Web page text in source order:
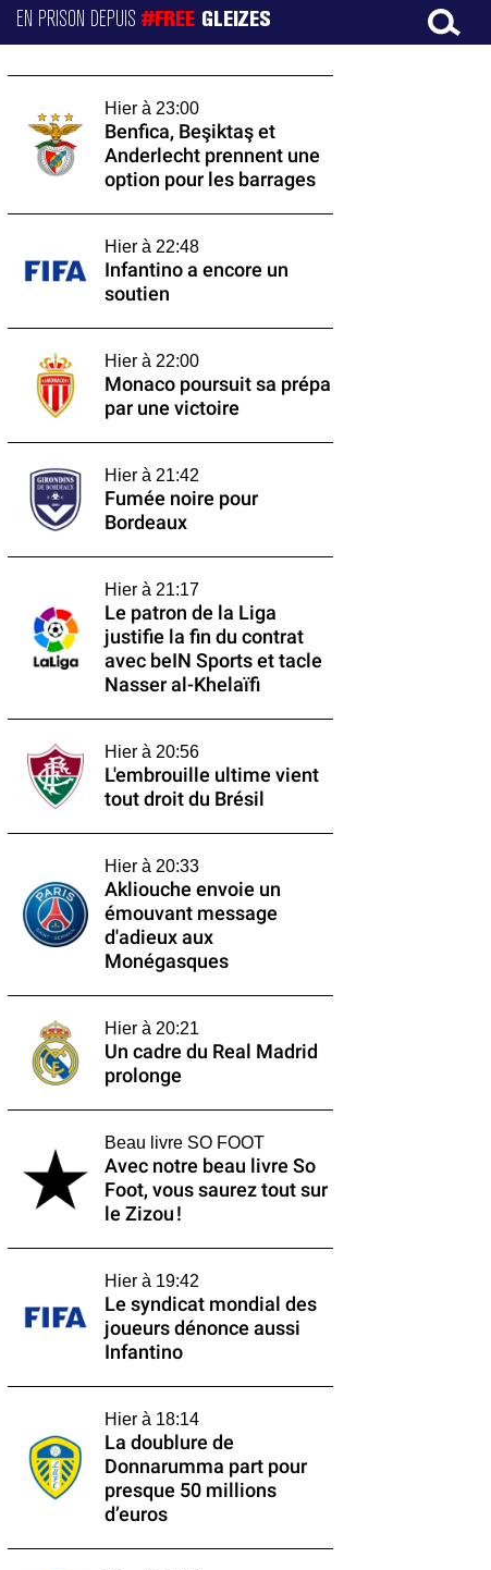
EN PRISON DEPUIS#FREE GLEIZES
Hier à 23:00
Benfica, Beşiktaş et
Anderlecht prennent une
option pour les barrages
Hier à 22:48
Infantino a encore un
soutien
Hier à 22:00
Monaco poursuit sa prépa
par une victoire
Hier à 21:42
Fumée noire pour
Bordeaux
Hier à 21:17
Le patron de la Liga
justifie la fin du contrat
avec beIN Sports et tacle
Nasser al-Khelaïfi
Hier à 20:56
L'embrouille ultime vient
tout droit du Brésil
Hier à 20:33
Akliouche envoie un
émouvant message
d'adieux aux
Monégasques
Hier à 20:21
Un cadre du Real Madrid
prolonge
Beau livre SO FOOT
Avec notre beau livre So
Foot, vous saurez tout sur
le Zizou !
Hier à 19:42
Le syndicat mondial des
joueurs dénonce aussi
Infantino
Hier à 18:14
La doublure de
Donnarumma part pour
presque 50 millions
d’euros